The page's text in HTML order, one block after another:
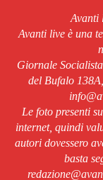
Avanti
Avanti live è una
Giornale
del Bufalo
Le foto presenti
internet, quindi
autori dovessero
basta